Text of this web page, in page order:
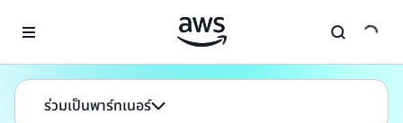
ร่วมเป็นพาร์ทเนอร์